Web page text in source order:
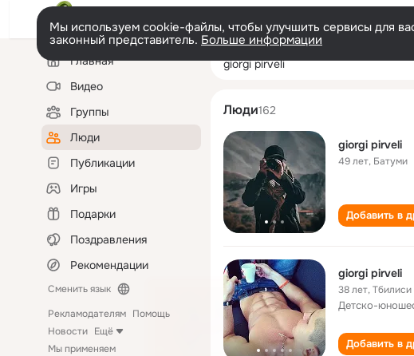
Мы используем cookie-файлы, чтобы улучшить сервисы для
законный представитель. Больше информации
Левая
колонкаГлавная
Видео
Группы
Люди
Публикации
Игры
Подарки
Поздравления
Рекомендации
Сменить язык
Рекламодателям Помощь
Новости Ещё
Мы применяем
giorgi pirveli
Люди162
giorgi pirveli
49 лет, Батуми
Добавить в
giorgi pirveli
38 лет,Тбилиси
Детско-
Добавить в